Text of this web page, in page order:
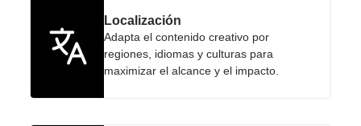
Localización
Adapta el contenido creativo por
regiones, idiomas y culturas para
maximizar el alcance y el impacto.